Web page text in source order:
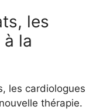
les
la
les cardiologues
thérapie.